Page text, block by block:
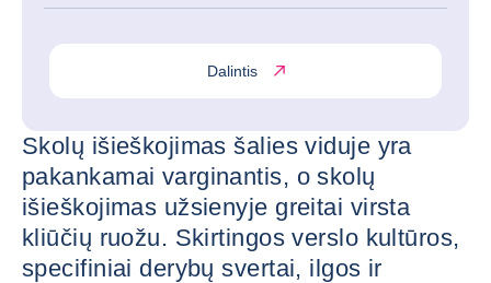
Dalintis
Skolų išieškojimas šalies viduje yra
pakankamai varginantis, o skolų
išieškojimas užsienyje greitai virsta
kliūčių ruožu. Skirtingos verslo kultūros,
specifiniai derybų svertai, ilgos ir